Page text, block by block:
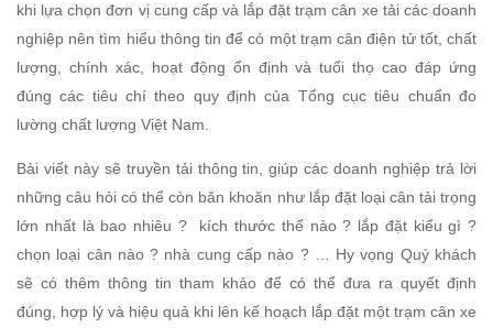
khi lựa chọn đơn vị cung cấp và lắp đặt trạm cân xe tải các doanh
nghiệp nên tìm hiểu thông tin để có một trạm cân điện tử tốt, chất
lượng, chính xác, hoạt động ổn định và tuổi thọ cao đáp ứng
đúng các tiêu chí theo quy định của Tổng cục tiêu chuẩn đo
lường chất lượng Việt Nam.
Bài viết này sẽ truyền tải thông tin, giúp các doanh nghiệp trả lời
những câu hỏi có thể còn băn khoăn như lắp đặt loại cân tải trọng
lớn nhất là bao nhiêu ? kích thước thế nào ? lắp đặt kiểu gì ?
chọn loại cân nào ? nhà cung cấp nào ? … Hy vọng Quý khách
sẽ có thêm thông tin tham khảo để có thể đưa ra quyết định
đúng, hợp lý và hiệu quả khi lên kế hoạch lắp đặt một trạm cân xe